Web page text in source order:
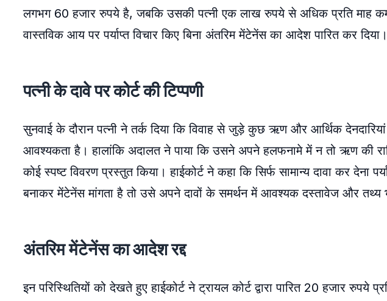
लगभग 60 हजार रुपये है, जबकि उसकी पत्नी एक लाख रुपये से अधिक प्रति माह
वास्तविक आय पर पर्याप्त विचार किए बिना अंतरिम मेंटेनेंस का आदेश पारित कर दिया।
पत्नी के दावे पर कोर्ट की टिप्पणी
सुनवाई के दौरान पत्नी ने तर्क दिया कि विवाह से जुड़े कुछ ऋण और आर्थिक
आवश्यकता है। हालांकि अदालत ने पाया कि उसने अपने हलफनामे में न तो ऋण की
कोई स्पष्ट विवरण प्रस्तुत किया। हाईकोर्ट ने कहा कि सिर्फ सामान्य दावा कर देना
बनाकर मेंटेनेंस मांगता है तो उसे अपने दावों के समर्थन में आवश्यक दस्तावेज और तथ्य
अंतरिम मेंटेनेंस का आदेश रद्द
इन परिस्थितियों को देखते हुए हाईकोर्ट ने ट्रायल कोर्ट द्वारा पारित 20 हजार रुपये